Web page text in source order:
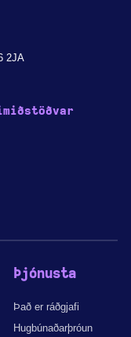
2JA
Þjónusta
Það er ráðgjafi
Hugbúnaðarþróun